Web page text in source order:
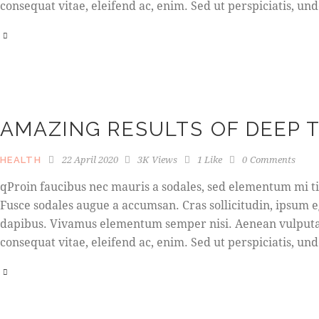
consequat vitae, eleifend ac, enim. Sed ut perspiciatis,
AMAZING RESULTS OF DEEP
HEALTH 22 April 2020 3K Views 1 Like 0 Comments
qProin faucibus nec mauris a sodales, sed elementum
Fusce sodales augue a accumsan. Cras sollicitudin,
dapibus. Vivamus elementum semper nisi. Aenean
consequat vitae, eleifend ac, enim. Sed ut perspiciatis,